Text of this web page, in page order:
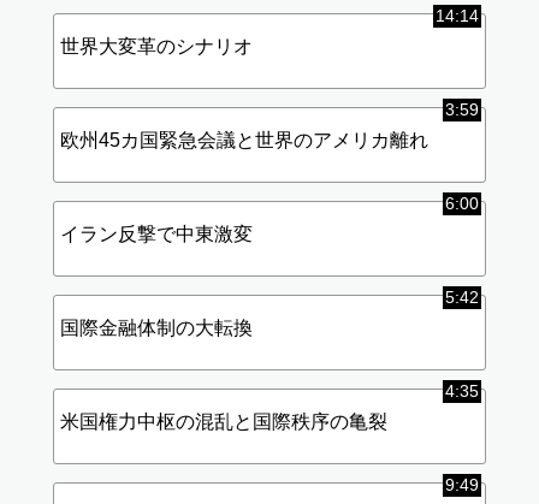
14:14
世界大変革のシナリオ
3:59
欧州45カ国緊急会議と世界のアメリカ離れ
6:00
イラン反撃で中東激変
5:42
国際金融体制の大転換
4:35
米国権力中枢の混乱と国際秩序の亀裂
9:49